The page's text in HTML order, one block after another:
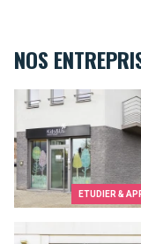
NOS
ETUDIER &
Kids&Us language
Kids&Us language